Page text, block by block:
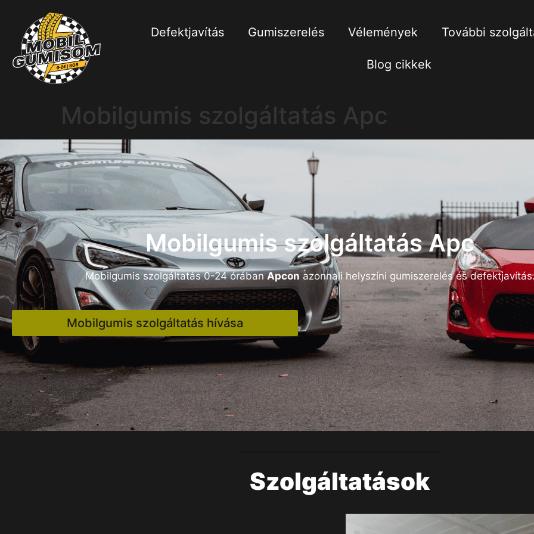
Defektjavítás Gumiszerelés Vélemények További
Blog cikkek
Mobilgumis szolgáltatás Apc
Mobilgumis szolgáltatás Apc
Mobilgumis szolgáltatás 0-24 órábanApconazonnali helyszíni gumiszerelés és
Mobilgumis szolgáltatás hívása
Szolgáltatások